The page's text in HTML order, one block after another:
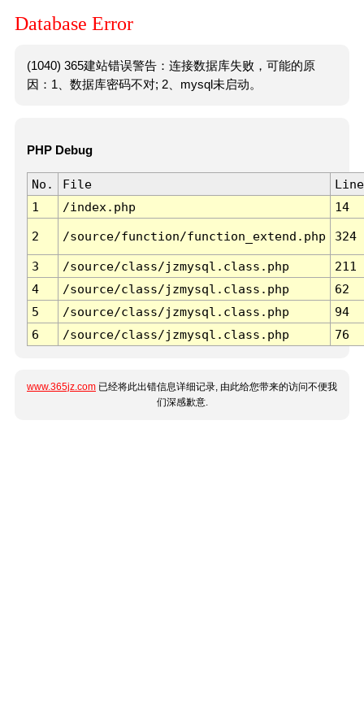
Database Error
(1040) 365建站错误警告：连接数据库失败，可能的原
因：1、数据库密码不对; 2、mysql未启动。
PHP Debug
No. File
Line
1
/index.php 14
2 /source/function/function_extend.php 324
3 /source/class/jzmysql.class.php
211
4
/source/class/jzmysql.class.php
62
5
/source/class/jzmysql.class.php
94
6
/source/class/jzmysql.class.php 76
www.365jz.com 已经将此出错信息详细记录, 由此给您带来的访问不便我
们深感歉意.